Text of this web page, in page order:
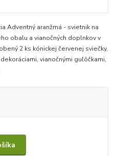
Adventný aranžmá - svietnik na
obalu a vianočných doplnkov v
2 ks kónickej červenej sviečky,
vianočnými guľôčkami,